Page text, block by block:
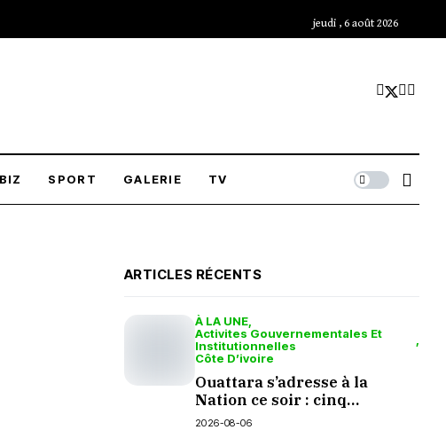
jeudi , 6 août 2026
SPORT GALERIE TV
ARTICLES RÉCENTS
À LA UNE
Activites Gouvernementales Et
Institutionnelles
Côte D’ivoire
Ouattara s’adresse à la
Nation ce soir : cinq
questions en suspens
2026-08-06